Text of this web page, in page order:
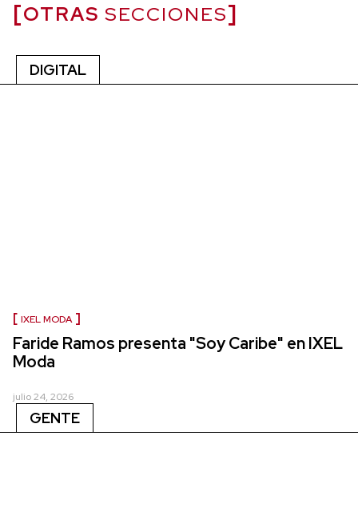
OTRAS SECCIONES
DIGITAL
IXEL MODA
Faride Ramos presenta "Soy Caribe" en IXEL
Moda
julio 24, 2026
GENTE